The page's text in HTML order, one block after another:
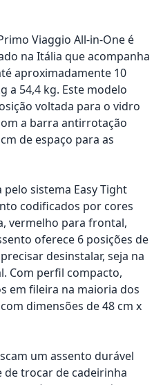
Viaggio All-in-One é
na Itália que acompanha
aproximadamente 10
a 54,4 kg. Este modelo
voltada para o vidro
a barra antirrotação
de espaço para as
sistema Easy Tight
codificados por cores
vermelho para frontal,
oferece 6 posições de
desinstalar, seja na
Com perfil compacto,
em fileira na maioria dos
dimensões de 48 cm x
um assento durável
de trocar de cadeirinha